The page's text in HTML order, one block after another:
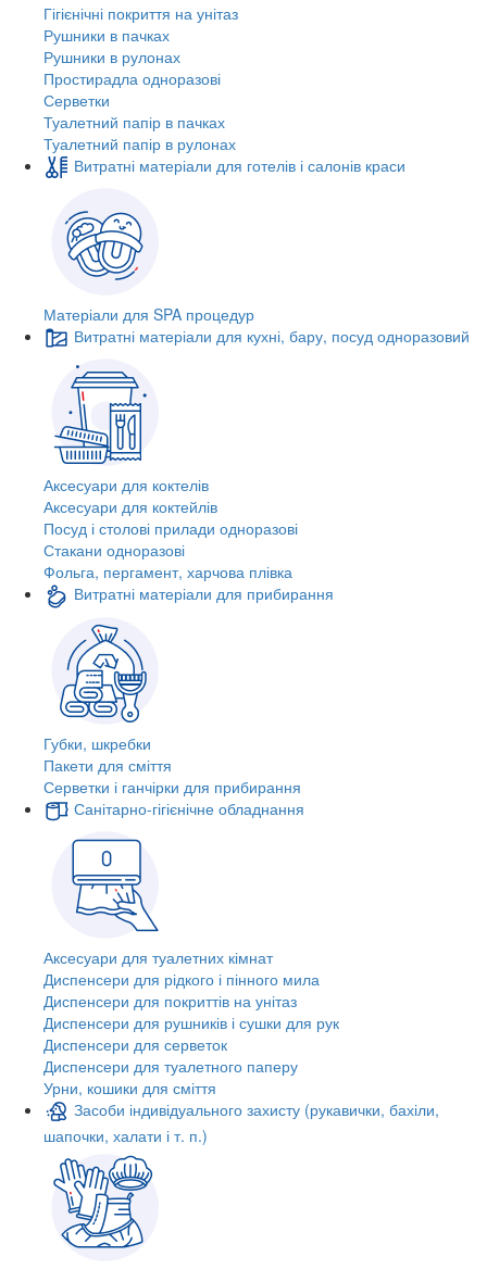
Гігієнічні покриття на унітаз
Рушники в пачках
Рушники в рулонах
Простирадла одноразові
Серветки
Туалетний папір в пачках
Туалетний папір в рулонах
Витратні матеріали для готелів і салонів краси
Матеріали для SPA процедур
Витратні матеріали для кухні, бару, посуд одноразовий
Аксесуари для коктелів
Аксесуари для коктейлів
Посуд і столові прилади одноразові
Стакани одноразові
Фольга, пергамент, харчова плівка
Витратні матеріали для прибирання
Губки, шкребки
Пакети для сміття
Серветки і ганчірки для прибирання
Санітарно-гігієнічне обладнання
Аксесуари для туалетних кімнат
Диспенсери для рідкого і пінного мила
Диспенсери для покриттів на унітаз
Диспенсери для рушників і сушки для рук
Диспенсери для серветок
Диспенсери для туалетного паперу
Урни, кошики для сміття
Засоби індивідуального захисту (рукавички, бахіли,
шапочки, халати і т. п.)